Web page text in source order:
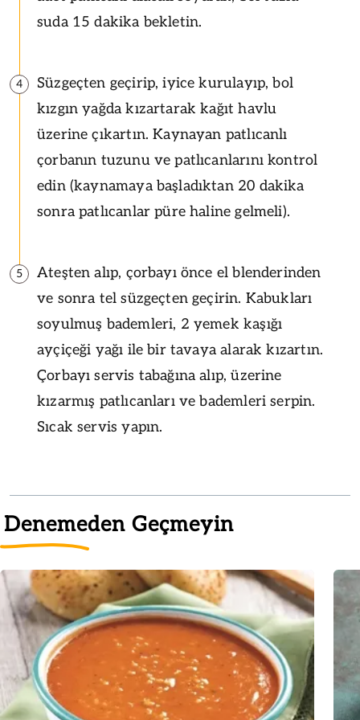
suda 15 dakika bekletin.
4
Süzgeçten geçirip, iyice kurulayıp, bol
kızgın yağda kızartarak kağıt havlu
üzerine çıkartın. Kaynayan patlıcanlı
çorbanın tuzunu ve patlıcanlarını kontrol
edin (kaynamaya başladıktan 20 dakika
sonra patlıcanlar püre haline gelmeli).
5
Ateşten alıp, çorbayı önce el blenderinden
ve sonra tel süzgeçten geçirin. Kabukları
soyulmuş bademleri, 2 yemek kaşığı
ayçiçeği yağı ile bir tavaya alarak kızartın.
Çorbayı servis tabağına alıp, üzerine
kızarmış patlıcanları ve bademleri serpin.
Sıcak servis yapın.
Denemeden Geçmeyin